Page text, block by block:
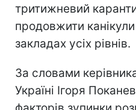
тритижневий
продовжити
закладах усіх рівнів.
За словами
Україні Ігоря